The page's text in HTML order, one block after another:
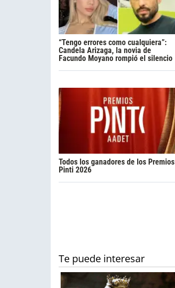
“Tengo errores como cualquiera”:
Candela Arizaga, la novia de
Facundo Moyano rompió el silencio
Todos los ganadores de los Premios
Pinti 2026